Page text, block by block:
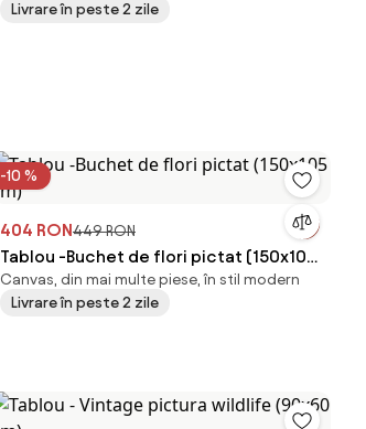
Livrare în peste 2 zile
-10 %
404 RON449 RON
Tablou -Buchet de flori pictat (150x105
cm)
Canvas, din mai multe piese, în stil modern
Livrare în peste 2 zile